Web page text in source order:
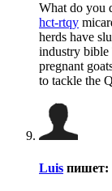
What do you
hct-rtqy
herds have
industry bible
pregnant
to tackle the
Luis пишет: